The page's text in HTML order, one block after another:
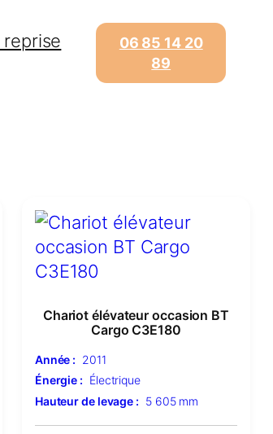
06 85 14 20
89
Chariot élévateur occasion BT
Cargo C3E180
Année : 2011
Énergie : Électrique
Hauteur de levage : 5 605 mm